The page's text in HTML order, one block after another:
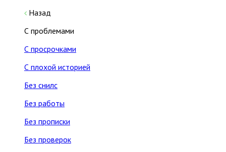
Назад
С проблемами
С просрочками
С плохой историей
Без снилс
Без работы
Без прописки
Без проверок